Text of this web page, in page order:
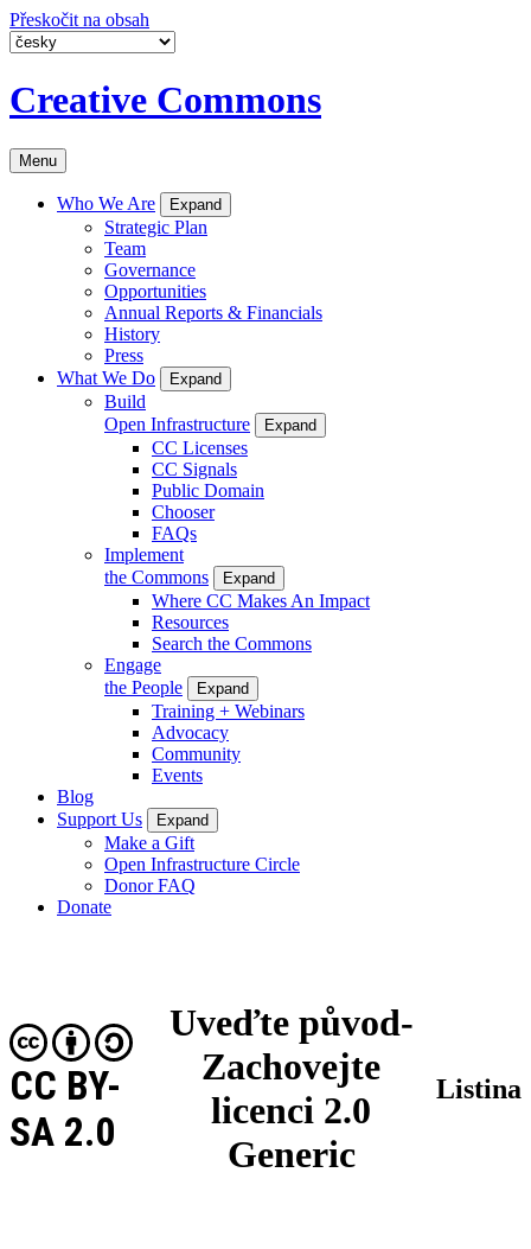
Přeskočit na obsah
Creative Commons
Menu
Who We Are Expand
Strategic Plan
Team
Governance
Opportunities
Annual Reports & Financials
History
Press
What We Do
Expand
Build
Open Infrastructure
Expand
CC Licenses
CC Signals
Public Domain
Chooser
FAQs
Implement
the Commons
Expand
Where CC Makes An Impact
Resources
Search the Commons
Engage
the People
Expand
Training + Webinars
Advocacy
Community
Events
Blog
Support Us
Expand
Make a Gift
Open Infrastructure Circle
Donor FAQ
Donate
Uveďte původ-
Zachovejte
licenci 2.0
Generic
CC BY-
SA 2.0
Listina